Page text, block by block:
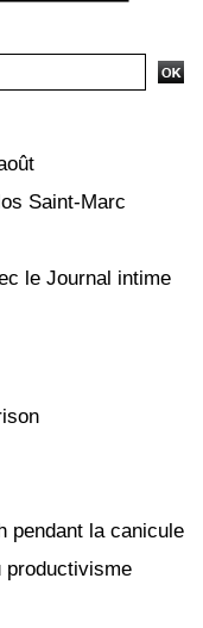
Saint-Marc
le Journal intime
pendant la canicule
productivisme